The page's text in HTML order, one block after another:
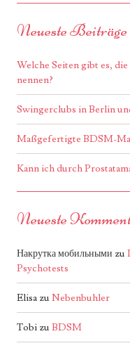
Neueste Beiträge
Welche Seiten gibt es,
nennen?
Swingerclubs in Berlin
Maßgefertigte BDSM-
Kann ich durch
Neueste
Накрутка мобильными zu
Psychotests
Elisa zuNebenbuhler
Tobi zuBDSM